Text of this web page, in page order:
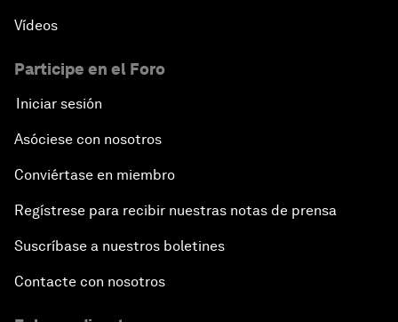
Vídeos
Participe en el Foro
Iniciar sesión
Asóciese con nosotros
Conviértase en miembro
Regístrese para recibir nuestras notas de prensa
Suscríbase a nuestros boletines
Contacte con nosotros